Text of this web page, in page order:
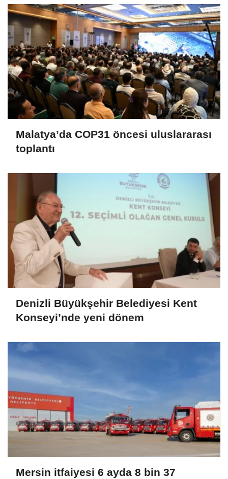
Malatya’da COP31 öncesi uluslararası
toplantı
Denizli Büyükşehir Belediyesi Kent
Konseyi’nde yeni dönem
Mersin itfaiyesi 6 ayda 8 bin 37